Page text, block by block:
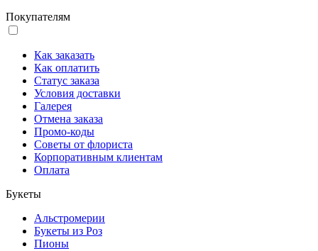
Покупателям
Как заказать
Как оплатить
Статус заказа
Условия доставки
Галерея
Отмена заказа
Промо-коды
Советы от флориста
Корпоративным клиентам
Оплата
Букеты
Альстромерии
Букеты из Роз
Пионы